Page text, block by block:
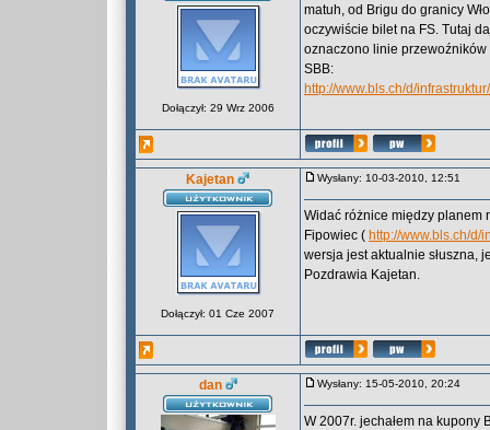
Dołączył: 29 Wrz 2006
matuh, od Brigu do granicy
oczywiście bilet na FS. Tutaj
oznaczono linie
SBB:
http://www.bls.ch/d/
Kajetan
Dołączył: 01 Cze 2007
Wysłany: 10-03-2010, 12:51
Widać różnice między planem
Fipowiec ( http://www.bls.ch/d/
wersja jest aktualnie słuszna,
Pozdrawia Kajetan.
dan Wysłany: 15-05-2010, 20:24
W 2007r. jechałem na kupony